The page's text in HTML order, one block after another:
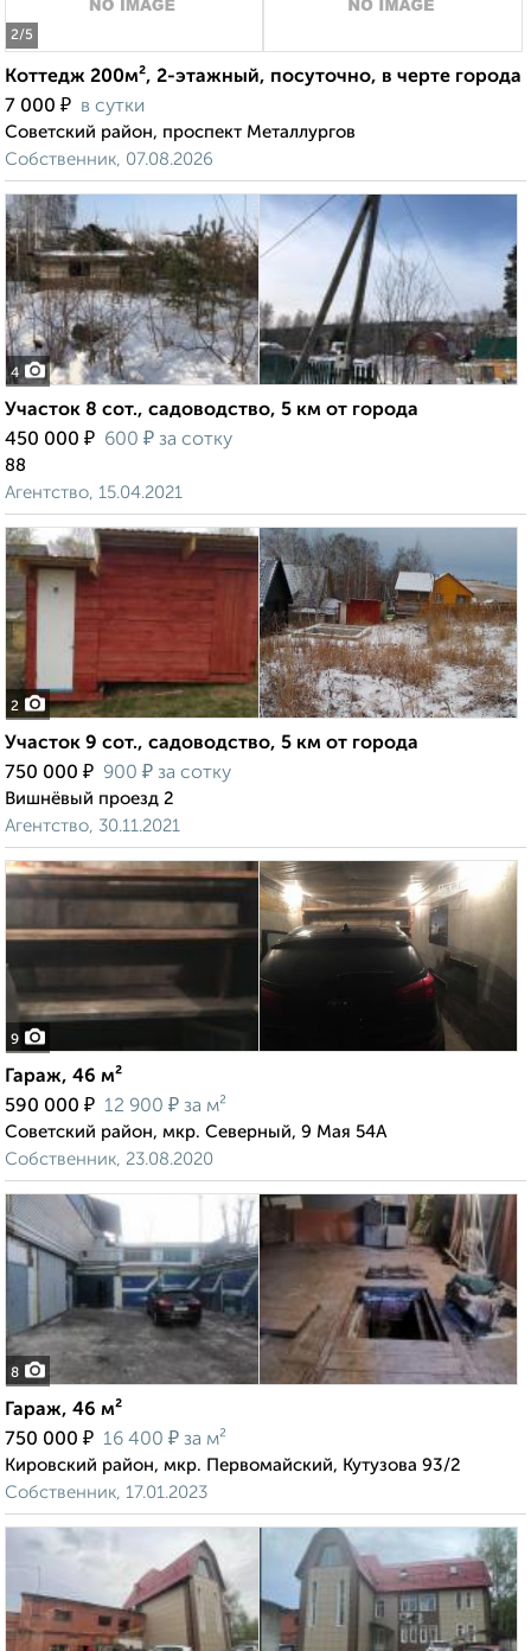
2/5
Коттедж 200м², 2-этажный, посуточно, в черте города
7 000 ₽ в сутки
Советский район, проспект Металлургов
Собственник, 07.08.2026
4
Участок 8 сот., садоводство, 5 км от города
450 000 ₽ 600 ₽ за сотку
88
Агентство, 15.04.2021
2
Участок 9 сот., садоводство, 5 км от города
750 000 ₽ 900 ₽ за сотку
Вишнёвый проезд 2
Агентство, 30.11.2021
9
Гараж, 46 м²
590 000 ₽ 12 900 ₽ за м²
Советский район, мкр. Северный, 9 Мая 54А
Собственник, 23.08.2020
8
Гараж, 46 м²
750 000 ₽ 16 400 ₽ за м²
Кировский район, мкр. Первомайский, Кутузова 93/2
Собственник, 17.01.2023